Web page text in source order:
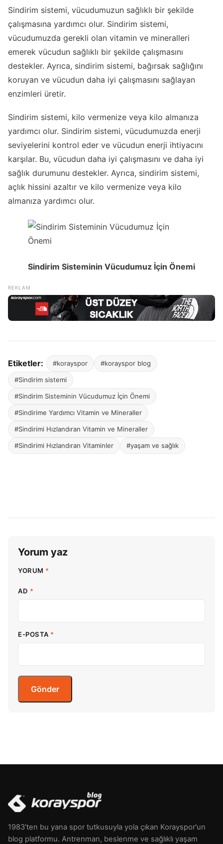
Sindirim sistemi, vücudumuzun sağlıklı bir şekilde
çalışmasına yardımcı olur. Sindirim sistemi,
vücudumuzda gerekli olan vitamin ve mineralleri
emerek vücudun sağlıklı bir şekilde çalışmasını
destekler. Ayrıca, sindirim sistemi, bağırsak sağlığını
koruyan ve vücudun daha iyi çalışmasını sağlayan
enzimleri üretir.
Sindirim sistemi, kilo vermenize veya kilo almanıza
yardımcı olur. Sindirim sistemi, vücudumuzda enerji
seviyelerini kontrol eder ve vücudun enerji ihtiyacını
karşılar. Bu, vücudun daha iyi çalışmasını ve daha iyi
sağlık durumunu destekler. Ayrıca, sindirim sistemi,
açlık hissini azaltır ve kilo vermenize veya kilo
almanıza yardımcı olur.
Sindirim Sisteminin Vücudumuz İçin Önemi
Etiketler: #korayspor #korayspor blog
#Sindirim sistemi
#Sindirim Sisteminin Vücudumuz İçin Önemi
#Sindirime Yardımcı Vitamin ve Mineraller
#Sindirimi Hızlandıran Vitamin ve Mineraller
#Sindirimi Hızlandıran Vitaminler #yaşam ve sağlık
Yorum yaz
YORUM *
AD *
E-POSTA *
1983'ten bu yana spor tutkusuyla yola çıkan Korayspor'un
blog platformu. Antrenman, beslenme ve sağlıklı yaşam